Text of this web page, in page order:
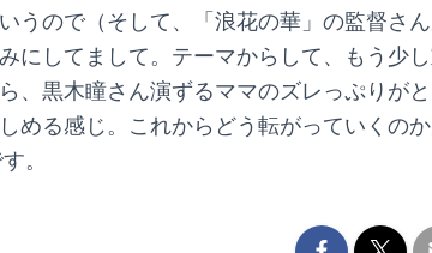
うので（そして、「浪花の華」の監督さ
にしてまして。テーマからして、もう少
、黒木瞳さん演ずるママのズレっぷりが
める感じ。これからどう転がっていくのか
。